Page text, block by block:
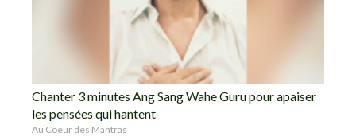
Chanter 3 minutes Ang Sang Wahe Guru pour apaiser
les pensées qui hantent
Au Coeur des Mantras